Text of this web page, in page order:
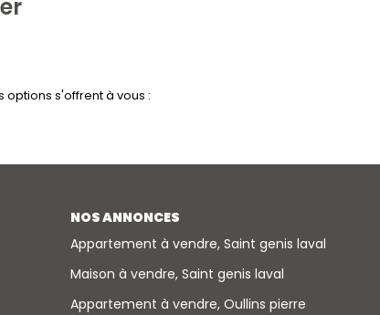
s'offrent à vous :
NOS ANNONCES
Appartement à vendre, Saint genis laval
Maison à vendre, Saint genis laval
Appartement à vendre, Oullins pierre